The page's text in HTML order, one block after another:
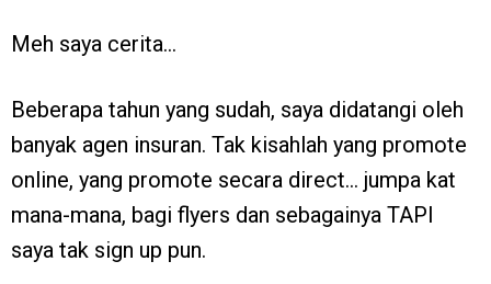
Meh saya cerita…
Beberapa tahun yang sudah, saya didatangi oleh
banyak agen insuran. Tak kisahlah yang promote
online, yang promote secara direct… jumpa kat
mana-mana, bagi flyers dan sebagainya TAPI
saya tak sign up pun.